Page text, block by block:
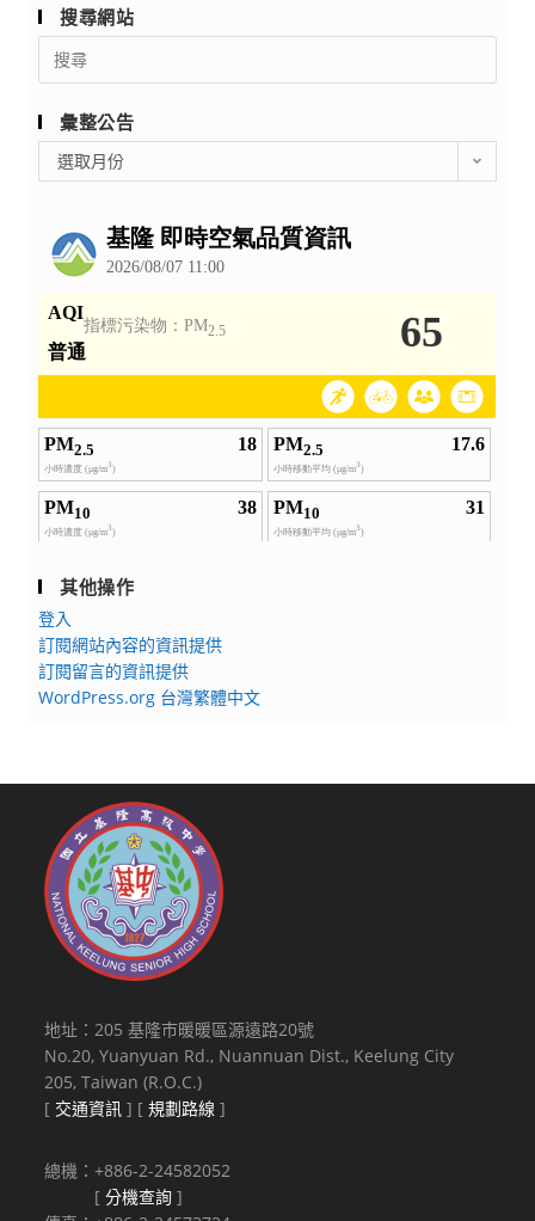
搜尋網站
Search
for:
彙整公告
整
選取月份
其他操作
登入
訂閱網站內容的資訊提供
訂閱留言的資訊提供
WordPress.org 台灣繁體中文
地址：205 基隆市暖暖區源遠路20號
No.20, Yuanyuan Rd., Nuannuan Dist., Keelung City
205, Taiwan (R.O.C.)
[ 交通資訊 ] [規劃路線 ]
總機：+886-2-24582052
[分機查詢 ]